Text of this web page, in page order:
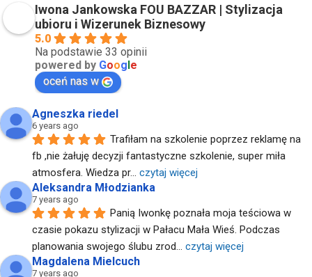
Iwona Jankowska FOU BAZZAR | Stylizacja
ubioru i Wizerunek Biznesowy
5.0
Na podstawie 33 opinii
powered by Google
oceń nas w
Agneszka riedel
6 years ago
Trafiłam na szkolenie poprzez reklamę na
fb ,nie żałuję decyzji fantastyczne szkolenie, super miła
atmosfera. Wiedza pr... czytaj więcej
Aleksandra Młodzianka
7 years ago
Panią Iwonkę poznała moja teściowa w
czasie pokazu stylizacji w Pałacu Mała Wieś. Podczas
planowania swojego ślubu zrod... czytaj więcej
Magdalena Mielcuch
7 years ago